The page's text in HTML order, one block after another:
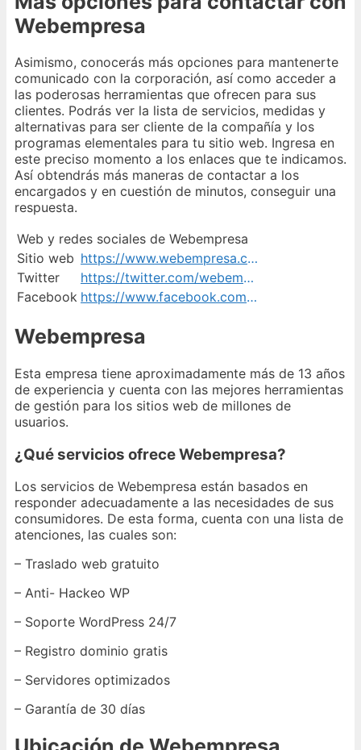
Webempresa
Asimismo, conocerás más opciones para mantenerte
comunicado con la corporación, así como acceder a
las poderosas herramientas que ofrecen para sus
clientes. Podrás ver la lista de servicios, medidas y
alternativas para ser cliente de la compañía y los
programas elementales para tu sitio web. Ingresa en
este preciso momento a los enlaces que te indicamos.
Así obtendrás más maneras de contactar a los
encargados y en cuestión de minutos, conseguir una
respuesta.
Web y redes sociales de Webempresa
Sitio web
https://www.webempresa.com/contactanos.html
Twitter
https://twitter.com/webempresa
Facebook
https://www.facebook.com/webempresa.hosting
Webempresa
Esta empresa tiene aproximadamente más de 13 años
de experiencia y cuenta con las mejores herramientas
de gestión para los sitios web de millones de
usuarios.
¿Qué servicios ofrece Webempresa?
Los servicios de Webempresa están basados en
responder adecuadamente a las necesidades de sus
consumidores. De esta forma, cuenta con una lista de
atenciones, las cuales son:
– Traslado web gratuito
– Anti- Hackeo WP
– Soporte WordPress 24/7
– Registro dominio gratis
– Servidores optimizados
– Garantía de 30 días